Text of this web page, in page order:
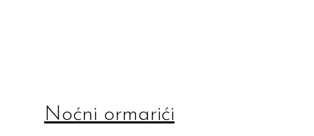
Noćni ormarići